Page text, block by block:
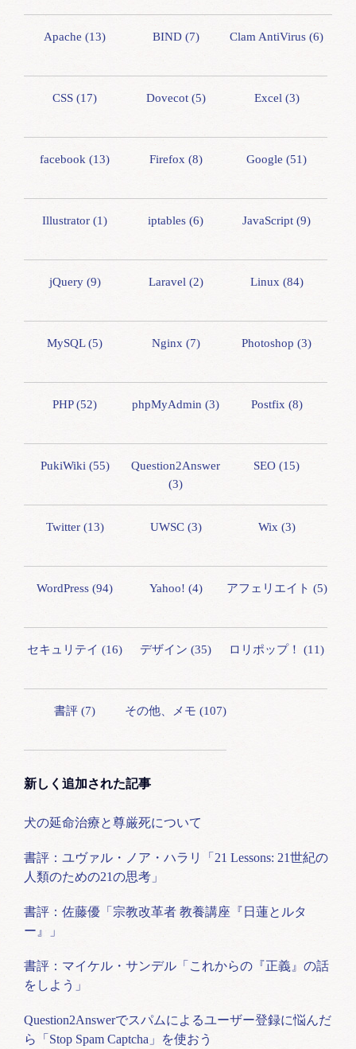
Apache (13) BIND (7) Clam AntiVirus (6)
CSS (17) Dovecot (5) Excel (3)
facebook (13) Firefox (8) Google (51)
Illustrator (1) iptables (6) JavaScript (9)
jQuery (9) Laravel (2) Linux (84)
MySQL (5) Nginx (7) Photoshop (3)
PHP (52) phpMyAdmin (3) Postfix (8)
PukiWiki (55)
Question2Answer
(3)
SEO (15)
Twitter (13) UWSC (3) Wix (3)
WordPress (94) Yahoo! (4) アフェリエイト (5)
セキュリテイ (16) デザイン (35) ロリポップ！ (11)
書評 (7) その他、メモ (107)
新しく追加された記事
犬の延命治療と尊厳死について
書評：ユヴァル・ノア・ハラリ「21 Lessons: 21世紀の
人類のための21の思考」
書評：佐藤優「宗教改革者 教養講座『日蓮とルタ
ー』」
書評：マイケル・サンデル「これからの『正義』の話
をしよう」
Question2Answerでスパムによるユーザー登録に悩んだ
ら「Stop Spam Captcha」を使おう